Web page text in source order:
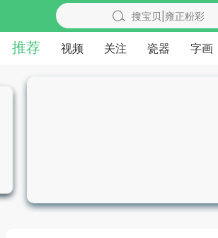
搜宝贝|雍正粉彩
推荐 视频 关注 瓷器 字画